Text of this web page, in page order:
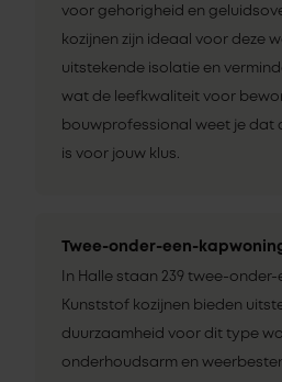
voor gehorigheid en
kozijnen zijn ideaal voor deze
uitstekende isolatie en
wat de leefkwaliteit voor
bouwprofessional weet je dat
is voor jouw klus.
Twee-onder-een-
In Halle staan 239 twee-
Kunststof kozijnen bieden
duurzaamheid voor dit type
onderhoudsarm en